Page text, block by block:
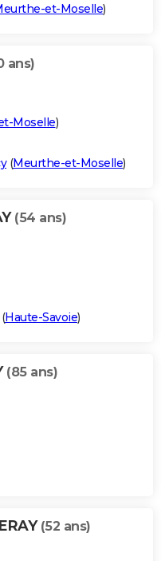
et-Moselle)
ans)
Moselle)
(Meurthe-et-Moselle)
(54 ans)
Haute-Savoie)
(85 ans)
(52 ans)